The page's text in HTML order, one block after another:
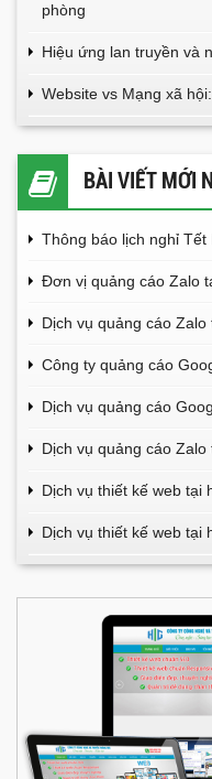
phòng
Hiệu ứng lan truyền và
Website vs Mạng xã
BÀI VIẾT MỚI
Thông báo lịch nghỉ
Đơn vị quảng cáo Zalo
Dịch vụ quảng cáo
Công ty quảng cáo
Dịch vụ quảng cáo
Dịch vụ quảng cáo
Dịch vụ thiết kế web tại
Dịch vụ thiết kế web tại